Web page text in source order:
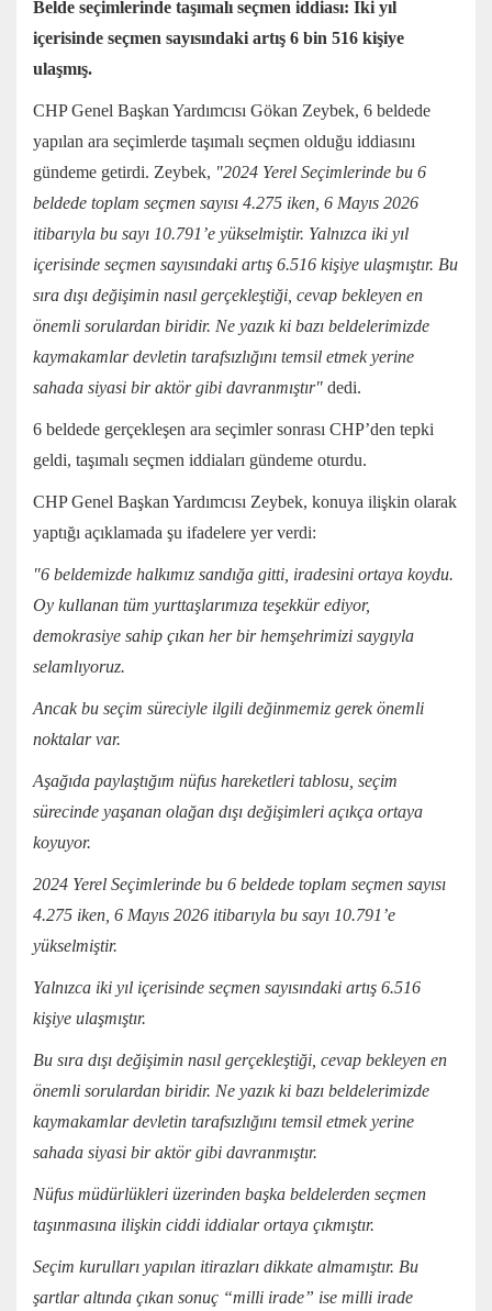
Belde seçimlerinde taşımalı seçmen iddiası: İki yıl
içerisinde seçmen sayısındaki artış 6 bin 516 kişiye
ulaşmış.
CHP Genel Başkan Yardımcısı Gökan Zeybek, 6 beldede
yapılan ara seçimlerde taşımalı seçmen olduğu iddiasını
gündeme getirdi. Zeybek, "2024 Yerel Seçimlerinde bu 6
beldede toplam seçmen sayısı 4.275 iken, 6 Mayıs 2026
itibarıyla bu sayı 10.791’e yükselmiştir. Yalnızca iki yıl
içerisinde seçmen sayısındaki artış 6.516 kişiye ulaşmıştır. Bu
sıra dışı değişimin nasıl gerçekleştiği, cevap bekleyen en
önemli sorulardan biridir. Ne yazık ki bazı beldelerimizde
kaymakamlar devletin tarafsızlığını temsil etmek yerine
sahada siyasi bir aktör gibi davranmıştır" dedi.
6 beldede gerçekleşen ara seçimler sonrası CHP’den tepki
geldi, taşımalı seçmen iddiaları gündeme oturdu.
CHP Genel Başkan Yardımcısı Zeybek, konuya ilişkin olarak
yaptığı açıklamada şu ifadelere yer verdi:
"6 beldemizde halkımız sandığa gitti, iradesini ortaya koydu.
Oy kullanan tüm yurttaşlarımıza teşekkür ediyor,
demokrasiye sahip çıkan her bir hemşehrimizi saygıyla
selamlıyoruz.
Ancak bu seçim süreciyle ilgili değinmemiz gerek önemli
noktalar var.
Aşağıda paylaştığım nüfus hareketleri tablosu, seçim
sürecinde yaşanan olağan dışı değişimleri açıkça ortaya
koyuyor.
2024 Yerel Seçimlerinde bu 6 beldede toplam seçmen sayısı
4.275 iken, 6 Mayıs 2026 itibarıyla bu sayı 10.791’e
yükselmiştir.
Yalnızca iki yıl içerisinde seçmen sayısındaki artış 6.516
kişiye ulaşmıştır.
Bu sıra dışı değişimin nasıl gerçekleştiği, cevap bekleyen en
önemli sorulardan biridir. Ne yazık ki bazı beldelerimizde
kaymakamlar devletin tarafsızlığını temsil etmek yerine
sahada siyasi bir aktör gibi davranmıştır.
Nüfus müdürlükleri üzerinden başka beldelerden seçmen
taşınmasına ilişkin ciddi iddialar ortaya çıkmıştır.
Seçim kurulları yapılan itirazları dikkate almamıştır. Bu
şartlar altında çıkan sonuç “milli irade” ise milli irade